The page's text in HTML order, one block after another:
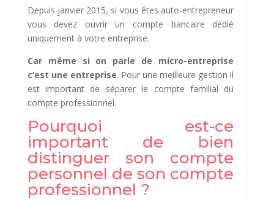
Depuis janvier 2015, si vous êtes auto-entrepreneur
vous devez ouvrir un compte bancaire dédié
uniquement à votre entreprise.
Car même si on parle de micro-entreprise
c’est une entreprise. Pour une meilleure gestion il
est important de séparer le compte familial du
compte professionnel.
Pourquoi est-ce
important de bien
distinguer son compte
personnel de son compte
professionnel ?